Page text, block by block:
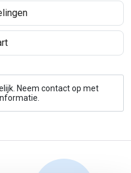
Neem contact op met